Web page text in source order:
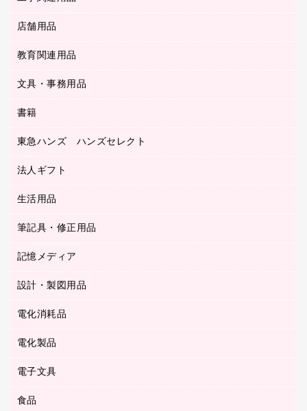
ＯＡフィルター
ＵＳＢハブ／ＵＳＢアクセサリー
リングファイル
レターファイル
持ち出しファイル
板目表紙・綴込表紙
２穴リフィル・２穴インデックス
３０穴リフィル・３０穴インデックス
ＯＨＰ用品
金庫
冷蔵庫・キッチン・調理家電
屋外用品
工事関連用品
店舗用品
カウンター／お会計用品
サイン・看板用品
レジ・ポリ袋
店舗運営用品
ＰＯＰ用品
教育関連用品
教育関連用品
文具・事務用品
その他文具
クリップ
スティックのり
スプレーのり クリーナー
セロハンテープ
デスクトレー
デスクマット
書籍
パソコンソフト
東急ハンズ ハンズセレクト
東急ハンズ
法人ギフト
カウネットギフト
カウネットギフト（食品・飲料）
カウネットギフト
生活用品
その他雑貨
キッチン用品
スポーツ・レジャー用品
スリッパ・サンダル・シューズ
ティッシュペーパー
トイレットペーパー
筆記具・修正用品
シャープペンシル
シャープペンシル用替芯
ボールペン用替芯
ボールペン（ゲルインク）
マーキングペン（油性）
記憶メディア
ブルーレイディスク
メディア収納用品
ＣＤ－ＲＷ
ＤＶＤ
設計・製図用品
設計・製図用品
電化消耗品
アルバム
デスクライト
乾電池・充電池
電化製品
その他電化製品
キッチン・調理家電
電子文具
その他電子文具
食品